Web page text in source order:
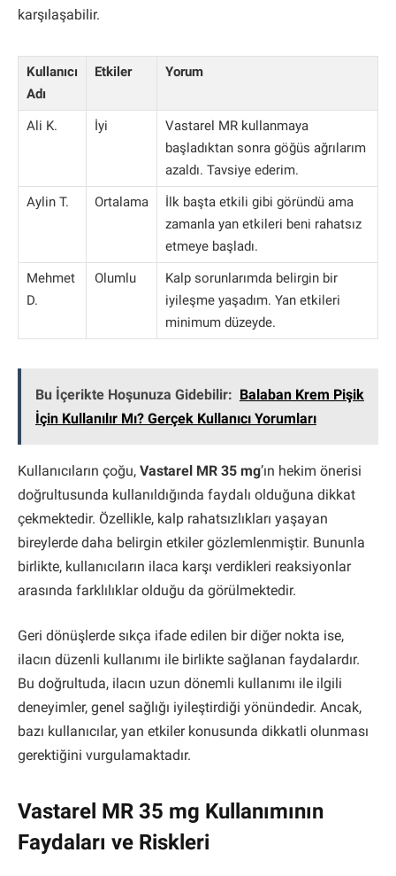
karşılaşabilir.
Kullanıcı
Adı
Etkiler Yorum
Ali K. İyi
Vastarel MR kullanmaya
başladıktan sonra göğüs ağrılarım
azaldı. Tavsiye ederim.
Aylin T.
Ortalama
İlk başta etkili gibi göründü ama
zamanla yan etkileri beni rahatsız
etmeye başladı.
Mehmet
D.
Olumlu
Kalp sorunlarımda belirgin bir
iyileşme yaşadım. Yan etkileri
minimum düzeyde.
Bu İçerikte Hoşunuza Gidebilir: Balaban Krem Pişik
İçin Kullanılır Mı? Gerçek Kullanıcı Yorumları
Kullanıcıların çoğu, Vastarel MR 35 mg’ın hekim önerisi
doğrultusunda kullanıldığında faydalı olduğuna dikkat
çekmektedir. Özellikle, kalp rahatsızlıkları yaşayan
bireylerde daha belirgin etkiler gözlemlenmiştir. Bununla
birlikte, kullanıcıların ilaca karşı verdikleri reaksiyonlar
arasında farklılıklar olduğu da görülmektedir.
Geri dönüşlerde sıkça ifade edilen bir diğer nokta ise,
ilacın düzenli kullanımı ile birlikte sağlanan faydalardır.
Bu doğrultuda, ilacın uzun dönemli kullanımı ile ilgili
deneyimler, genel sağlığı iyileştirdiği yönündedir. Ancak,
bazı kullanıcılar, yan etkiler konusunda dikkatli olunması
gerektiğini vurgulamaktadır.
Vastarel MR 35 mg Kullanımının
Faydaları ve Riskleri